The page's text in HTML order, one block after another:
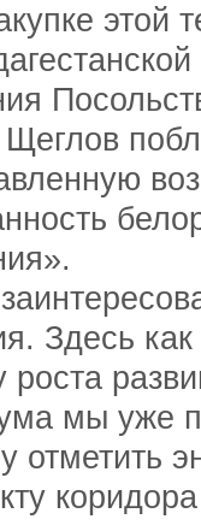
этой
Щеглов
Здесь
роста
мы уже
отметить